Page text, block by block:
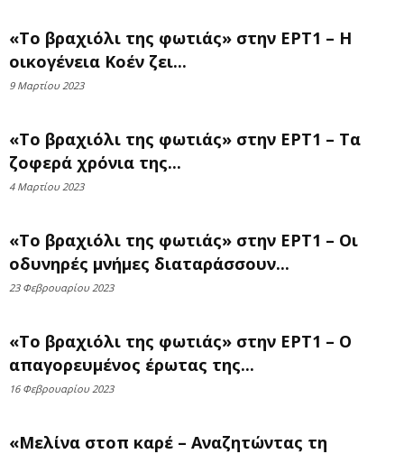
«Το βραχιόλι της φωτιάς» στην ΕΡΤ1 – Η
οικογένεια Κοέν ζει...
9 Μαρτίου 2023
«Το βραχιόλι της φωτιάς» στην ΕΡΤ1 – Τα
ζοφερά χρόνια της...
4 Μαρτίου 2023
«Το βραχιόλι της φωτιάς» στην ΕΡΤ1 – Οι
οδυνηρές μνήμες διαταράσσουν...
23 Φεβρουαρίου 2023
«Το βραχιόλι της φωτιάς» στην ΕΡΤ1 – Ο
απαγορευμένος έρωτας της...
16 Φεβρουαρίου 2023
«Μελίνα στοπ καρέ – Αναζητώντας τη